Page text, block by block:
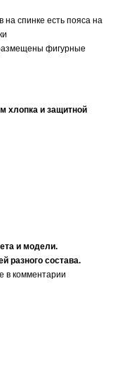
спинке есть пояса на
фигурные
хлопка и защитной
и модели.
разного состава.
в комментарии